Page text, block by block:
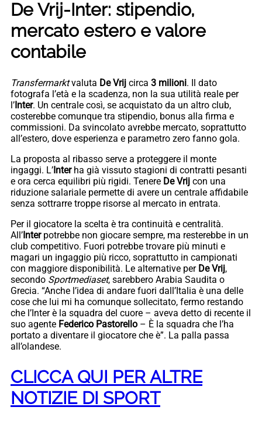
De Vrij-Inter: stipendio,
mercato estero e valore
contabile
Transfermarktvaluta De Vrij circa 3 milioni. Il dato
fotografa l’età e la scadenza, non la sua utilità reale per
l’ Inter. Un centrale così, se acquistato da un altro club,
costerebbe comunque tra stipendio, bonus alla firma e
commissioni. Da svincolato avrebbe mercato, soprattutto
all’estero, dove esperienza e parametro zero fanno gola.
La proposta al ribasso serve a proteggere il monte
ingaggi. L’ Interha già vissuto stagioni di contratti pesanti
e ora cerca equilibri più rigidi. Tenere De Vrij con una
riduzione salariale permette di avere un centrale affidabile
senza sottrarre troppe risorse al mercato in entrata.
Per il giocatore la scelta è tra continuità e centralità.
All’ Interpotrebbe non giocare sempre, ma resterebbe in un
club competitivo. Fuori potrebbe trovare più minuti e
magari un ingaggio più ricco, soprattutto in campionati
con maggiore disponibilità. Le alternative perDe Vrij,
secondo Sportmediaset, sarebbero Arabia Saudita o
Grecia. “Anche l’idea di andare fuori dall’Italia è una delle
cose che lui mi ha comunque sollecitato, fermo restando
che l’Inter è la squadra del cuore – aveva detto di recente il
suo agente Federico Pastorello – È la squadra che l’ha
portato a diventare il giocatore che è”. La palla passa
all’olandese.
CLICCA QUI PER ALTRE
NOTIZIE DI SPORT